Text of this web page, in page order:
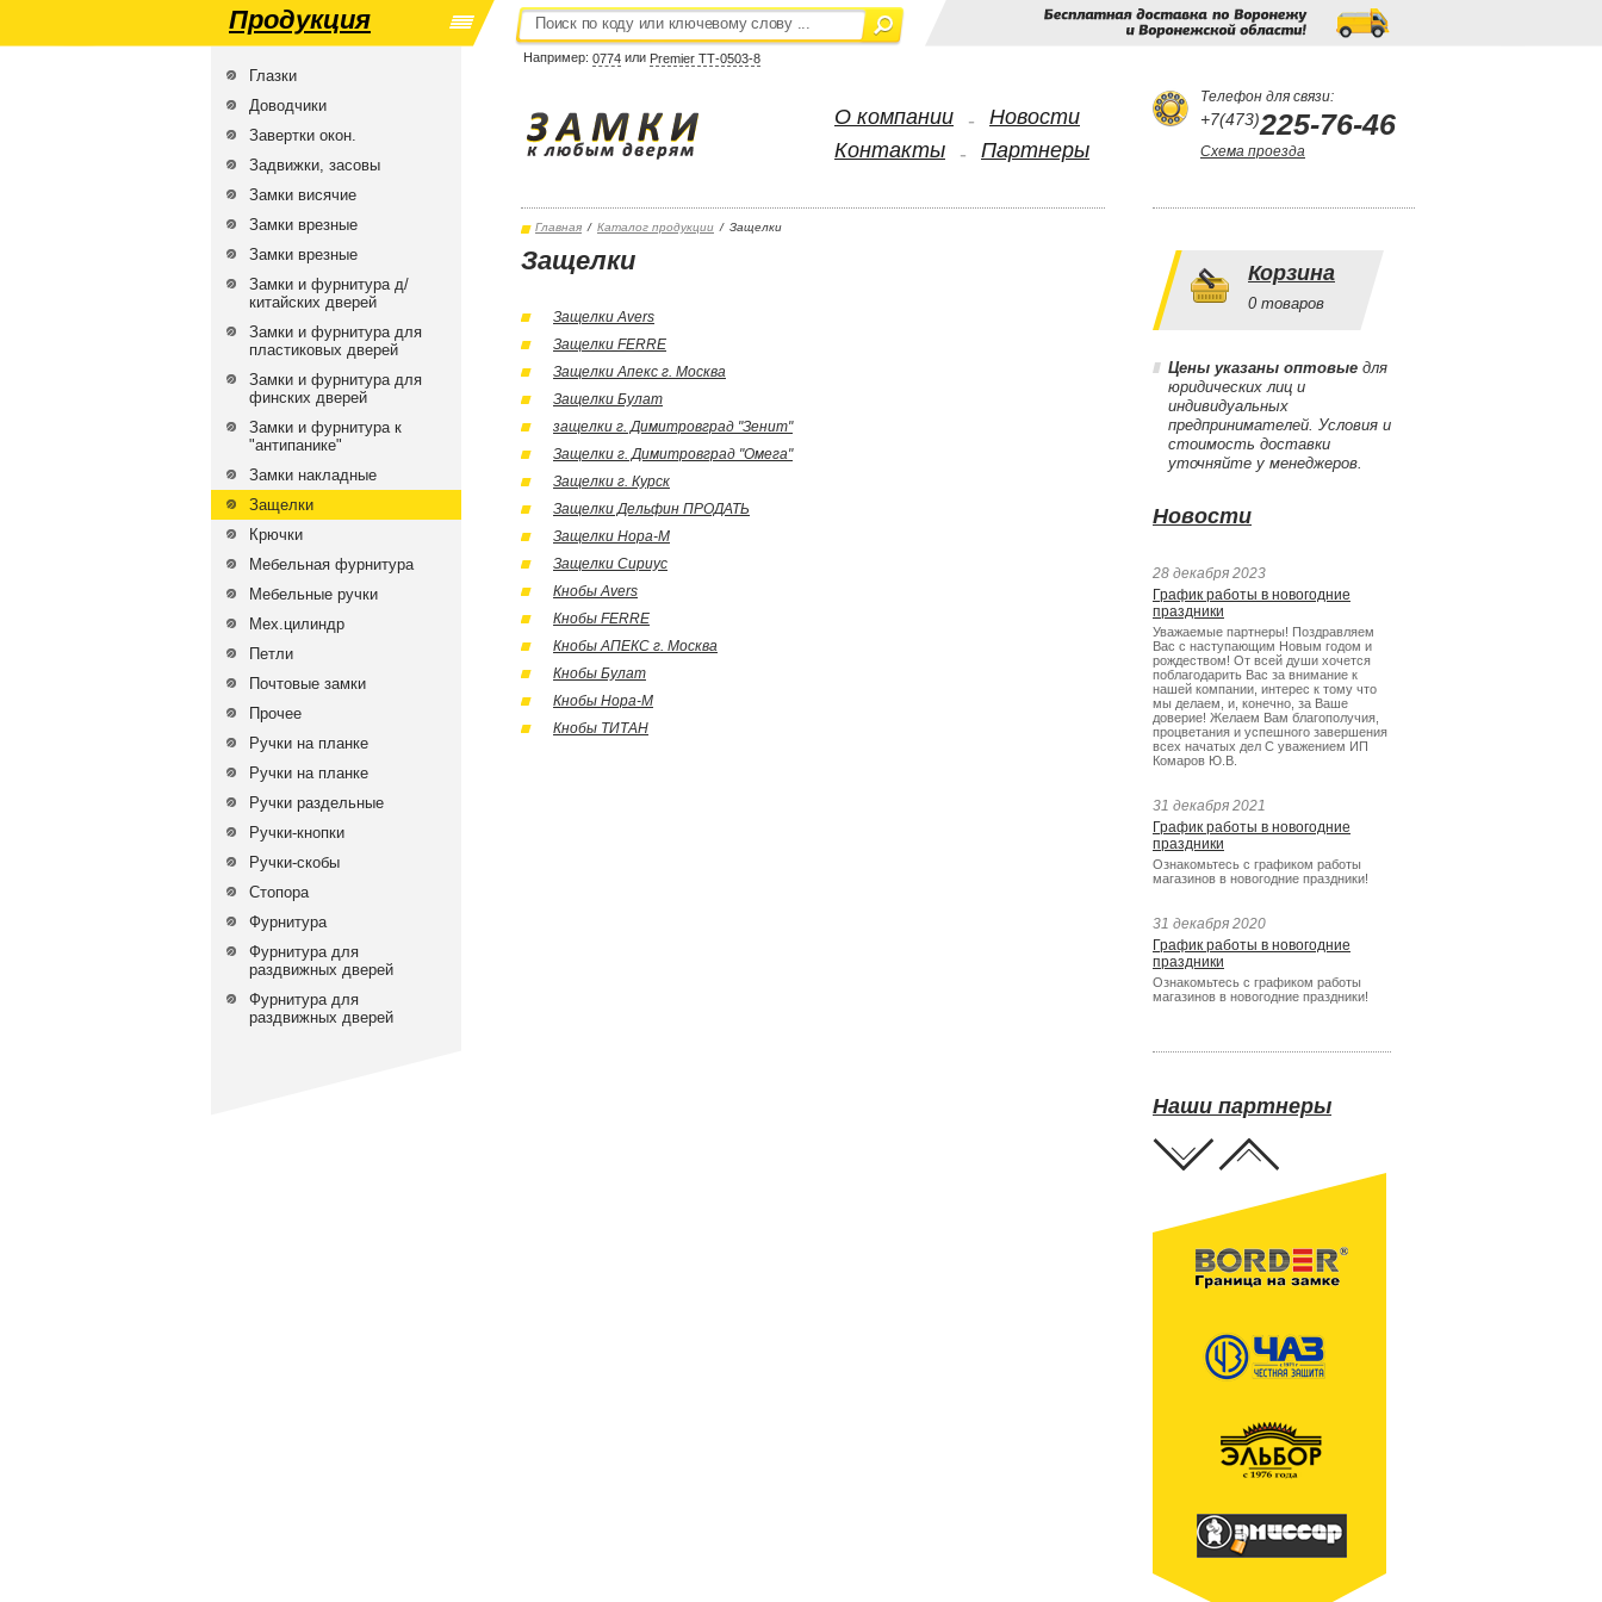
Продукция
Например: 0774 или Premier ТТ-0503-8
Глазки
Доводчики
Завертки окон.
Задвижки, засовы
Замки висячие
Замки врезные
Замки врезные
Замки и фурнитура д/
китайских дверей
Замки и фурнитура для
пластиковых дверей
Замки и фурнитура для
финских дверей
Замки и фурнитура к
"антипанике"
Замки накладные
Защелки
Крючки
Мебельная фурнитура
Мебельные ручки
Мех.цилиндр
Петли
Почтовые замки
Прочее
Ручки на планке
Ручки на планке
Ручки раздельные
Ручки-кнопки
Ручки-скобы
Стопора
Фурнитура
Фурнитура для
раздвижных дверей
Фурнитура для
раздвижных дверей
О компании -
Новости
Контакты
- Партнеры
Главная / Каталог продукции / Защелки
Защелки
Защелки Avers
Защелки FERRE
Защелки Апекс г. Москва
Защелки Булат
защелки г. Димитровград "Зенит"
Защелки г. Димитровград "Омега"
Защелки г. Курск
Защелки Дельфин ПРОДАТЬ
Защелки Нора-М
Защелки Сириус
Кнобы Avers
Кнобы FERRE
Кнобы АПЕКС г. Москва
Кнобы Булат
Кнобы Нора-М
Кнобы ТИТАН
Телефон для связи:
+7(473)225-76-46
Схема проезда
Корзина
0 товаров
Цены указаны оптовые для
юридических лиц и
индивидуальных
предпринимателей. Условия и
стоимость доставки
уточняйте у менеджеров.
Новости
28 декабря 2023
График работы в новогодние
праздники
Уважаемые партнеры! Поздравляем
Вас с наступающим Новым годом и
рождеством! От всей души хочется
поблагодарить Вас за внимание к
нашей компании, интерес к тому что
мы делаем, и, конечно, за Ваше
доверие! Желаем Вам благополучия,
процветания и успешного завершения
всех начатых дел С уважением ИП
Комаров Ю.В.
31 декабря 2021
График работы в новогодние
праздники
Ознакомьтесь с графиком работы
магазинов в новогодние праздники!
31 декабря 2020
График работы в новогодние
праздники
Ознакомьтесь с графиком работы
магазинов в новогодние праздники!
Наши партнеры